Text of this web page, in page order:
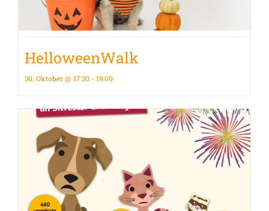
Helloween­Walk
30. Oktober @ 17:30 - 19:00